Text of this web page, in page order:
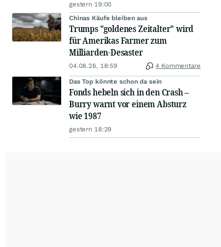
gestern 19:00
Chinas Käufe bleiben aus
Trumps "goldenes Zeitalter" wird
für Amerikas Farmer zum
Milliarden-Desaster
04.08.26, 18:59 4 Kommentare
Das Top könnte schon da sein
Fonds hebeln sich in den Crash –
Burry warnt vor einem Absturz
wie 1987
gestern 18:29